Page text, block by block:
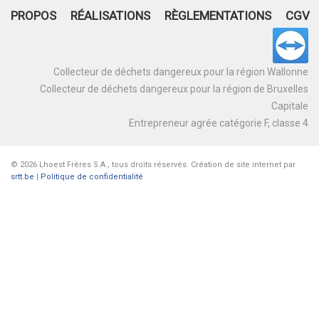
PROPOS RÉALISATIONS RÈGLEMENTATIONS CGV
Collecteur de déchets dangereux pour la région Wallonne
Collecteur de déchets dangereux pour la région de Bruxelles
Capitale
Entrepreneur agrée catégorie F, classe 4
© 2026 Lhoest Frères S.A., tous droits réservés. Création de site internet par
srtt.be | Politique de confidentialité